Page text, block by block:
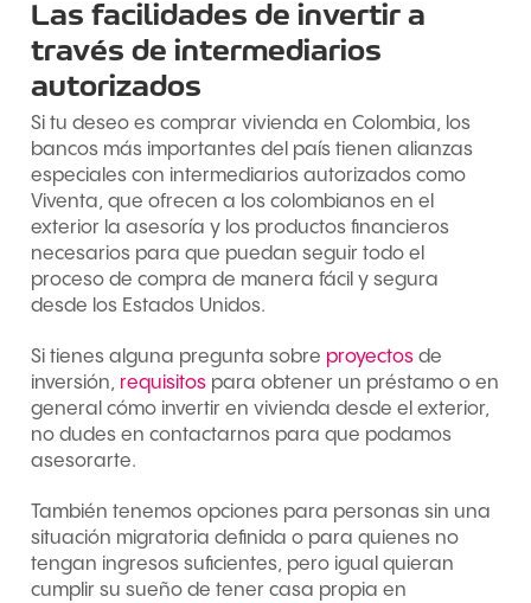
Las facilidades de invertir a
través de intermediarios
autorizados
Si tu deseo es comprar vivienda en Colombia, los
bancos más importantes del país tienen alianzas
especiales con intermediarios autorizados como
Viventa, que ofrecen a los colombianos en el
exterior la asesoría y los productos financieros
necesarios para que puedan seguir todo el
proceso de compra de manera fácil y segura
desde los Estados Unidos.
Si tienes alguna pregunta sobre proyectos de
inversión, requisitos para obtener un préstamo o en
general cómo invertir en vivienda desde el exterior,
no dudes en contactarnos para que podamos
asesorarte.
También tenemos opciones para personas sin una
situación migratoria definida o para quienes no
tengan ingresos suficientes, pero igual quieran
cumplir su sueño de tener casa propia en